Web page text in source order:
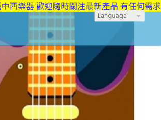
器 歡迎隨時關注最新產品 有任何需求也可
Language